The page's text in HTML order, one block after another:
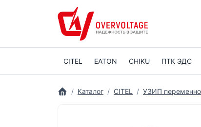
CITEL EATON CHIKU ПТК ЭДС
Каталог CITEL УЗИП